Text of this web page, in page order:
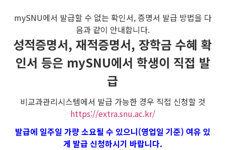
mySNU에서 발급할 수 없는 확인서, 증명서 발급 방법을 다
음과 같이 안내합니다.
성적증명서, 재적증명서, 장학금 수혜 확
인서 등은 mySNU에서 학생이 직접 발
급
비교과관리시스템에서 발급 가능한 경우 직접 신청할 것
https://extra.snu.ac.kr/
발급에 일주일 가량 소요될 수 있으니(영업일 기준) 여유 있
게 발급 신청하시기 바랍니다.